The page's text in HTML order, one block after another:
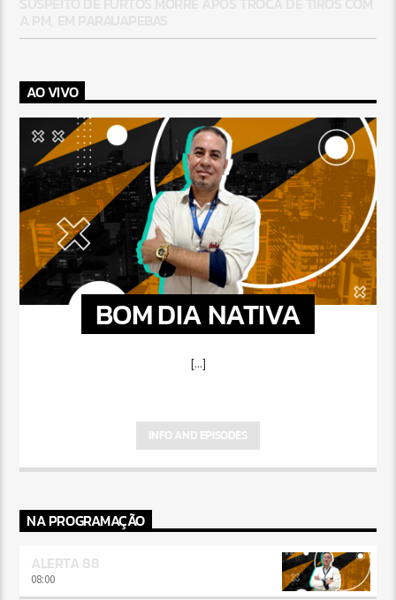
AO VIVO
BOM DIA NATIVA
[...]
INFO AND EPISODES
NA PROGRAMAÇÃO
ALERTA 88
08:00